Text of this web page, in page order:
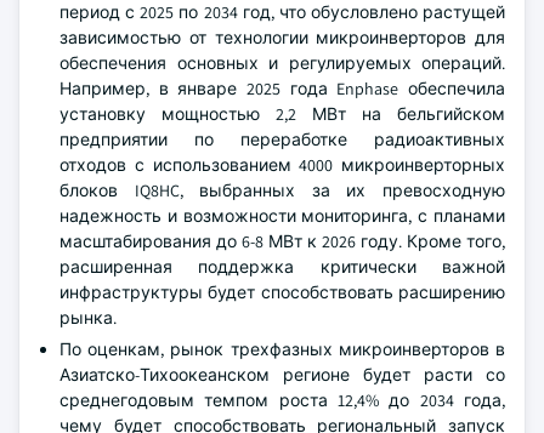
период с 2025 по 2034 год, что обусловлено растущей
зависимостью от технологии микроинверторов для
обеспечения основных и регулируемых операций.
Например, в январе 2025 года Enphase обеспечила
установку мощностью 2,2 МВт на бельгийском
предприятии по переработке радиоактивных
отходов с использованием 4000 микроинверторных
блоков IQ8HC, выбранных за их превосходную
надежность и возможности мониторинга, с планами
масштабирования до 6-8 МВт к 2026 году. Кроме того,
расширенная поддержка критически важной
инфраструктуры будет способствовать расширению
рынка.
По оценкам, рынок трехфазных микроинверторов в
Азиатско-Тихоокеанском регионе будет расти со
среднегодовым темпом роста 12,4% до 2034 года,
чему будет способствовать региональный запуск